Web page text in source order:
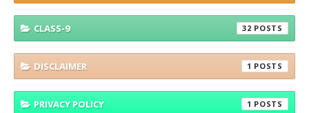
CLASS-9 32
DISCLAIMER 1
PRIVACY POLICY 1